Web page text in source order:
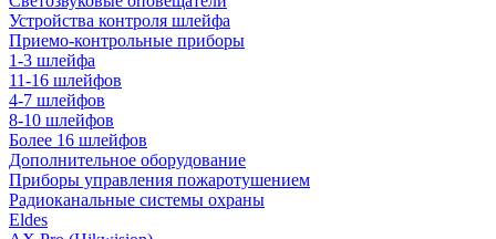
Устройства контроля шлейфа
Приемо-контрольные приборы
1-3 шлейфа
11-16 шлейфов
4-7 шлейфов
8-10 шлейфов
Более 16 шлейфов
Дополнительное оборудование
Приборы управления пожаротушением
Радиоканальные системы охраны
Eldes